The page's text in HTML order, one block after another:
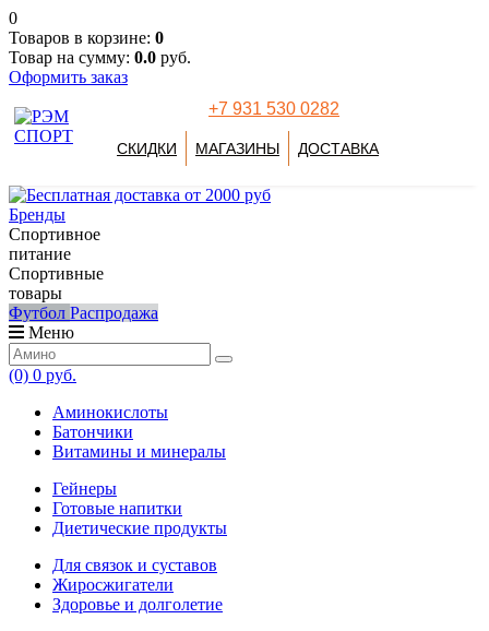
0
Товаров в корзине: 0
Товар на сумму: 0.0 руб.
Оформить заказ
+7 931 530 0282
СКИДКИ МАГАЗИНЫ ДОСТАВКА
Бренды
Спортивное
питание
Спортивные
товары
Футбол Распродажа
Меню
(0) 0 руб.
Аминокислоты
Батончики
Витамины и минералы
Гейнеры
Готовые напитки
Диетические продукты
Для связок и суставов
Жиросжигатели
Здоровье и долголетие